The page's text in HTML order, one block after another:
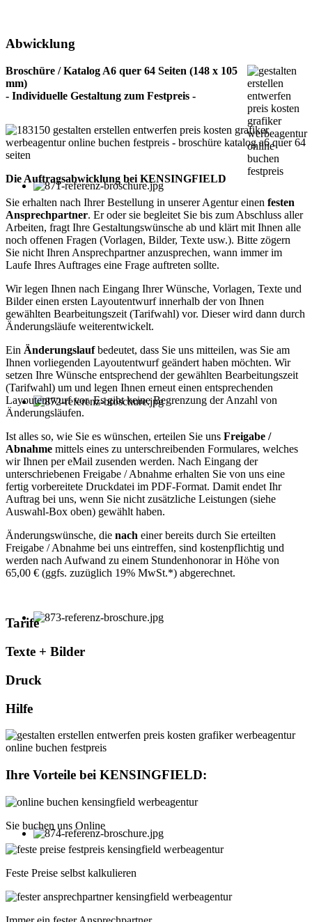
Abwicklung
Broschüre / Katalog A6 quer 64 Seiten (148 x 105
mm)
- Individuelle Gestaltung zum Festpreis -
Die Auftragsabwicklung bei KENSINGFIELD
Sie erhalten nach Ihrer Bestellung in unserer Agentur einen festen
Ansprechpartner. Er oder sie begleitet Sie bis zum Abschluss aller
Arbeiten, fragt Ihre Gestaltungswünsche ab und klärt mit Ihnen alle
noch offenen Fragen (Vorlagen, Bilder, Texte usw.). Bitte zögern
Sie nicht Ihren Ansprechpartner anzusprechen, wann immer im
Laufe Ihres Auftrages eine Frage auftreten sollte.
Wir legen Ihnen nach Eingang Ihrer Wünsche, Vorlagen, Texte und
Bilder einen ersten Layoutentwurf innerhalb der von Ihnen
gewählten Bearbeitungszeit (Tarifwahl) vor. Dieser wird dann durch
Änderungsläufe weiterentwickelt.
Ein Änderungslaufbedeutet, dass Sie uns mitteilen, was Sie am
Ihnen vorliegenden Layoutentwurf geändert haben möchten. Wir
setzen Ihre Wünsche entsprechend der gewählten Bearbeitungszeit
(Tarifwahl) um und legen Ihnen erneut einen entsprechenden
Layoutentwurf vor. Es gibt keine Begrenzung der Anzahl von
Änderungsläufen.
Ist alles so, wie Sie es wünschen, erteilen Sie uns Freigabe /
Abnahme mittels eines zu unterschreibenden Formulares, welches
wir Ihnen per eMail zusenden werden. Nach Eingang der
unterschriebenen Freigabe / Abnahme erhalten Sie von uns eine
fertig vorbereitete Druckdatei im PDF-Format. Damit endet Ihr
Auftrag bei uns, wenn Sie nicht zusätzliche Leistungen (siehe
Auswahl-Box oben) gewählt haben.
Änderungswünsche, die nach einer bereits durch Sie erteilten
Freigabe / Abnahme bei uns eintreffen, sind kostenpflichtig und
werden nach Aufwand zu einem Stundenhonorar in Höhe von
65,00 € (ggfs. zuzüglich 19% MwSt.*) abgerechnet.
Tarife
Texte + Bilder
Druck
Hilfe
Ihre Vorteile bei KENSINGFIELD:
Sie buchen uns Online
Feste Preise selbst kalkulieren